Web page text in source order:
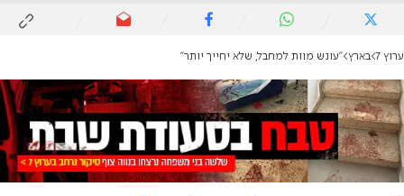
ערוץ 7 בארץ ''עונש מוות למחבל, שלא יחייך יותר''